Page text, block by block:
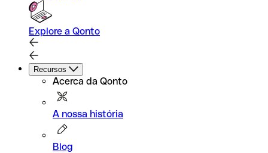
Explore a Qonto
Recursos
Acerca da Qonto
A nossa história
Blog